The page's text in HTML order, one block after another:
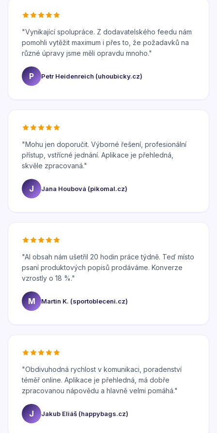
"Vynikající spolupráce. Z dodavatelského feedu nám
pomohli vytěžit maximum i přes to, že požadavků na
různé úpravy jsme měli opravdu mnoho."
P Petr Heidenreich (uhoubicky.cz)
"Mohu jen doporučit. Výborné řešení, profesionální
přístup, vstřícné jednání. Aplikace je přehledná,
skvěle zpracovaná."
J Jana Houbová (pikomal.cz)
"AI obsah nám ušetřil 20 hodin práce týdně. Teď místo
psaní produktových popisů prodáváme. Konverze
vzrostly o 18 %."
M Martin K. (sportobleceni.cz)
"Obdivuhodná rychlost v komunikaci, poradenství
téměř online. Aplikace je přehledná, má dobře
zpracovanou nápovědu a hlavně velmi pomáhá."
J Jakub Eliáš (happybags.cz)